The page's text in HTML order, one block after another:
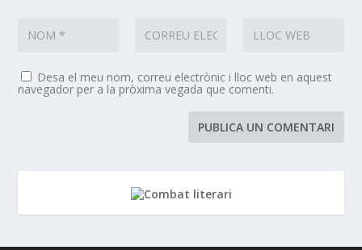
Desa el meu nom, correu electrònic i lloc web en aquest
navegador per a la pròxima vegada que comenti.